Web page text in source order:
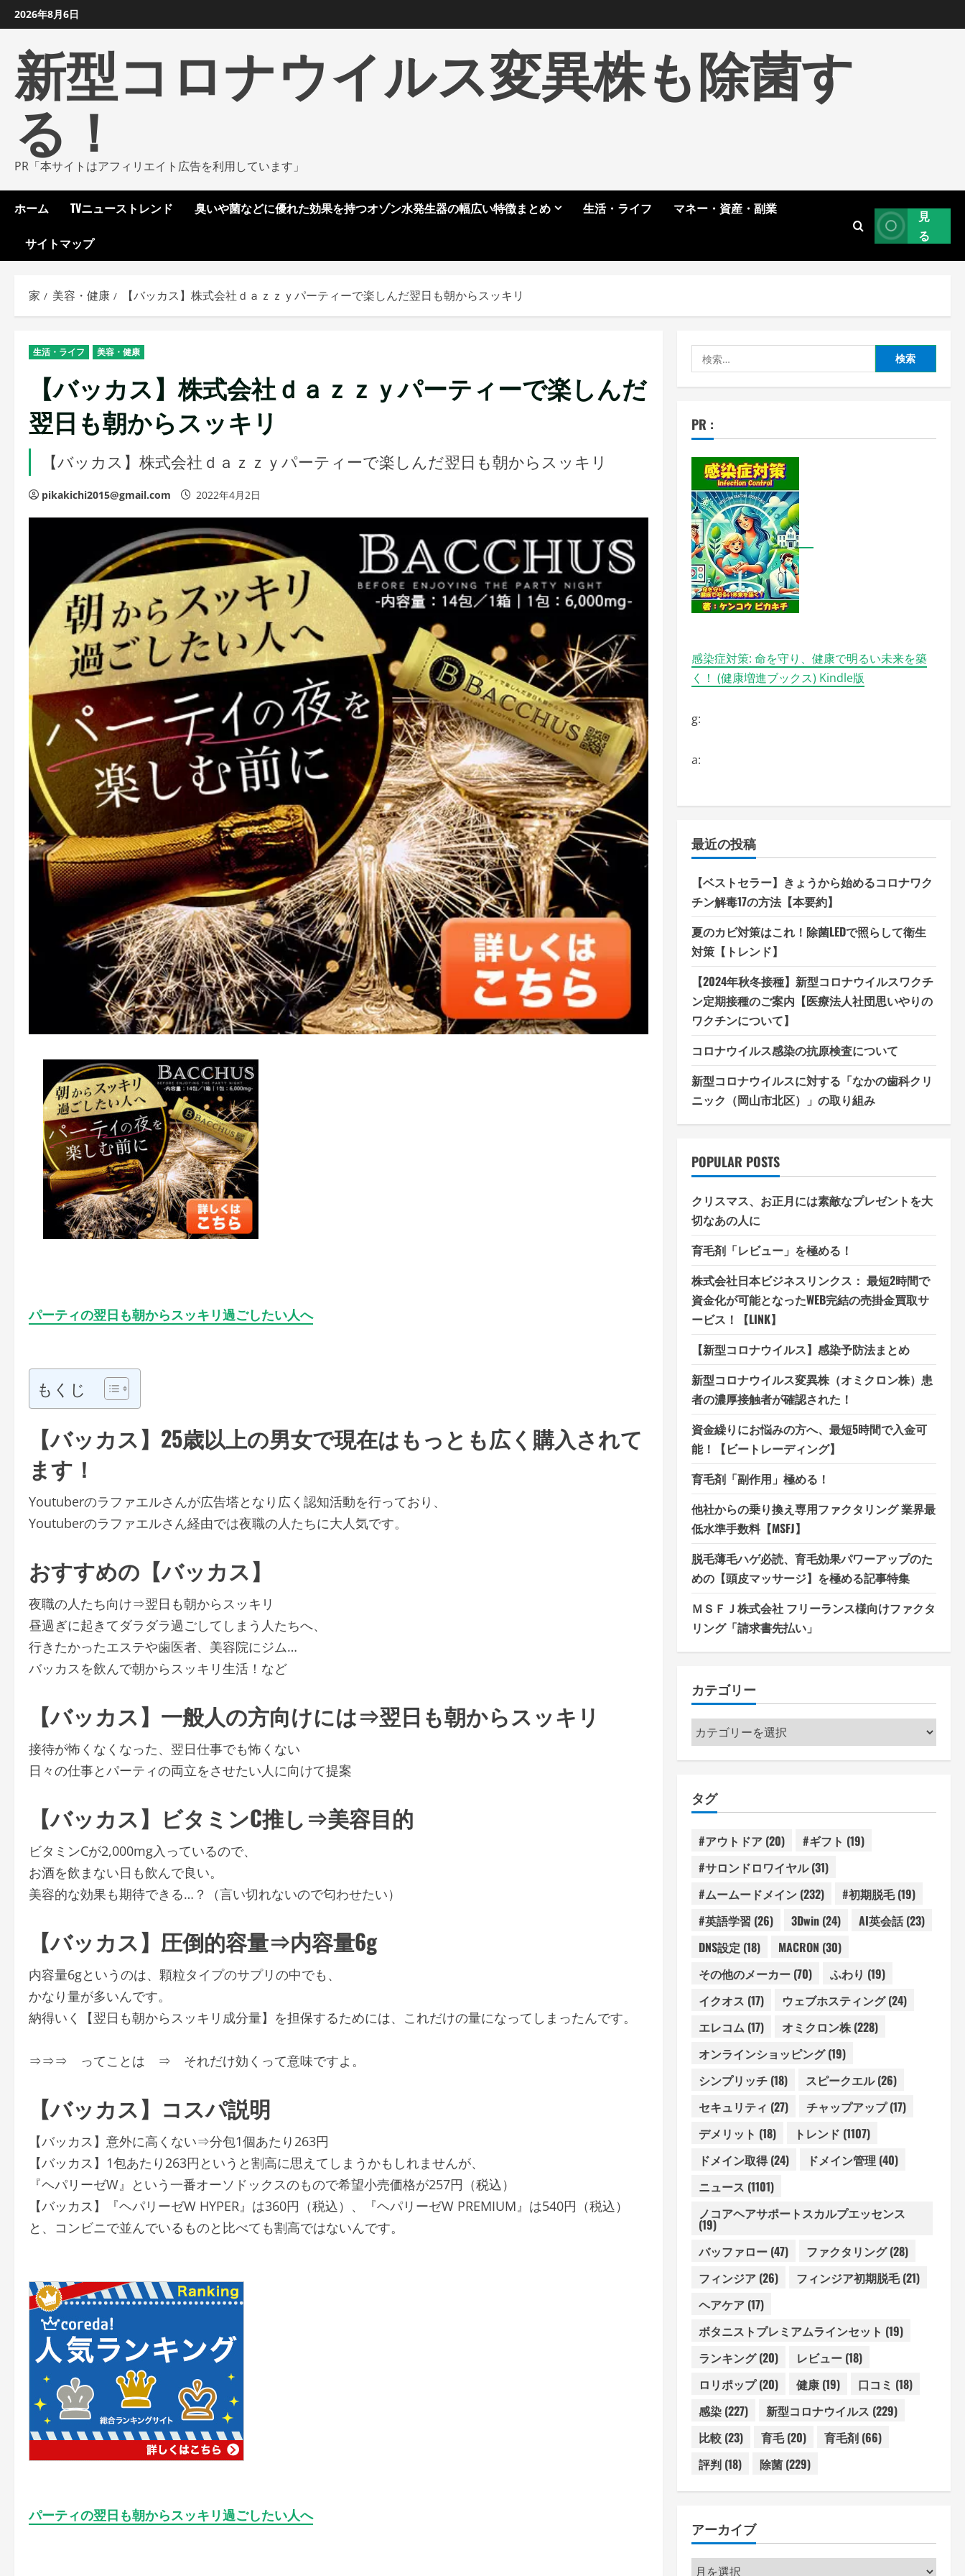
ン
2026年8月6日
新型コロナウイルス変異株も除菌す
る！
PR「本サイトはアフィリエイト広告を利用しています」
ホーム TVニューストレンド 臭いや菌などに優れた効果を持つオゾン水発生器の幅広い特徴まとめ 生活・ライフ マネー・資産・副業
サイトマップ
見
る
家 美容・健康 【バッカス】株式会社ｄａｚｚｙパーティーで楽しんだ翌日も朝からスッキリ
生活・ライフ 美容・健康
【バッカス】株式会社ｄａｚｚｙパーティーで楽しんだ
翌日も朝からスッキリ
【バッカス】株式会社ｄａｚｚｙパーティーで楽しんだ翌日も朝からスッキリ
pikakichi2015@gmail.com 2022年4月2日
パーティの翌日も朝からスッキリ過ごしたい人へ
もくじ
【バッカス】25歳以上の男女で現在はもっとも広く購入されて
ます！
Youtuberのラファエルさんが広告塔となり広く認知活動を行っており、
Youtuberのラファエルさん経由では夜職の人たちに大人気です。
おすすめの【バッカス】
夜職の人たち向け⇒翌日も朝からスッキリ
昼過ぎに起きてダラダラ過ごしてしまう人たちへ、
行きたかったエステや歯医者、美容院にジム…
バッカスを飲んで朝からスッキリ生活！など
【バッカス】一般人の方向けには⇒翌日も朝からスッキリ
接待が怖くなくなった、翌日仕事でも怖くない
日々の仕事とパーティの両立をさせたい人に向けて提案
【バッカス】ビタミンC推し⇒美容目的
ビタミンCが2,000mg入っているので、
お酒を飲まない日も飲んで良い。
美容的な効果も期待できる…？（言い切れないので匂わせたい）
【バッカス】圧倒的容量⇒内容量6g
内容量6gというのは、顆粒タイプのサプリの中でも、
かなり量が多いんです。
納得いく【翌日も朝からスッキリ成分量】を担保するためには、これだけの量になってしまったんです。
⇒⇒⇒ ってことは ⇒ それだけ効くって意味ですよ。
【バッカス】コスパ説明
【バッカス】意外に高くない⇒分包1個あたり263円
【バッカス】1包あたり263円というと割高に思えてしまうかもしれませんが、
『ヘパリーゼW』という一番オーソドックスのもので希望小売価格が257円（税込）
【バッカス】『ヘパリーゼW HYPER』は360円（税込）、『ヘパリーゼW PREMIUM』は540円（税込）
と、コンビニで並んでいるものと比べても割高ではないんです。
パーティの翌日も朝からスッキリ過ごしたい人へ
索:
PR :
感染症対策: 命を守り、健康で明るい未来を築
く！ (健康増進ブックス) Kindle版
g:
a:
最近の投稿
【ベストセラー】きょうから始めるコロナワク
チン解毒17の方法【本要約】
夏のカビ対策はこれ！除菌LEDで照らして衛生
対策【トレンド】
【2024年秋冬接種】新型コロナウイルスワクチ
ン定期接種のご案内【医療法人社団思いやりの
ワクチンについて】
コロナウイルス感染の抗原検査について
新型コロナウイルスに対する「なかの歯科クリ
ニック（岡山市北区）」の取り組み
POPULAR POSTS
クリスマス、お正月には素敵なプレゼントを大
切なあの人に
育毛剤「レビュー」を極める！
株式会社日本ビジネスリンクス： 最短2時間で
資金化が可能となったWEB完結の売掛金買取サ
ービス！【LINK】
【新型コロナウイルス】感染予防法まとめ
新型コロナウイルス変異株（オミクロン株）患
者の濃厚接触者が確認された！
資金繰りにお悩みの方へ、最短5時間で入金可
能！【ビートレーディング】
育毛剤「副作用」極める！
他社からの乗り換え専用ファクタリング 業界最
低水準手数料【MSFJ】
脱毛薄毛ハゲ必読、育毛効果パワーアップのた
めの【頭皮マッサージ】を極める記事特集
ＭＳＦＪ株式会社 フリーランス様向けファクタ
リング「請求書先払い」
カテゴリー
カ
テ
ー
タグ
#アウトドア(20) #ギフト (19)
#サロンドロワイヤル(31)
#ムームードメイン(232) #初期脱毛(19)
#英語学習 (26) 3Dwin(24) AI英会話(23)
DNS設定 (18) MACRON (30)
その他のメーカー(70) ふわり (19)
イクオス (17) ウェブホスティング(24)
エレコム(17) オミクロン株(228)
オンラインショッピング(19)
シンプリッチ(18) スピークエル(26)
セキュリティ (27) チャップアップ(17)
デメリット (18) トレンド (1107)
ドメイン取得(24) ドメイン管理 (40)
ニュース (1101)
ノコアヘアサポートスカルプエッセンス
(19)
バッファロー(47) ファクタリング(28)
フィンジア(26) フィンジア初期脱毛(21)
ヘアケア(17)
ボタニストプレミアムラインセット (19)
ランキング(20) レビュー(18)
ロリポップ(20) 健康(19) 口コミ (18)
感染(227) 新型コロナウイルス (229)
比較(23) 育毛(20) 育毛剤(66)
評判(18) 除菌(229)
アーカイブ
ア